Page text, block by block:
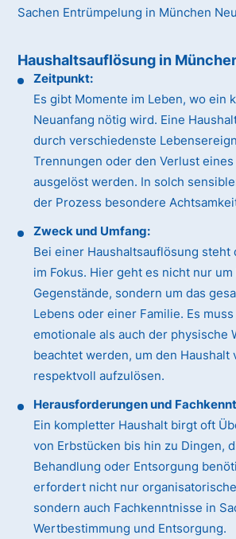
Sachen Entrümpelung in München
Haushaltsauflösung in
Zeitpunkt:
Es gibt Momente im Leben, wo ein
Neuanfang nötig wird. Eine
durch verschiedenste
Trennungen oder den Verlust
ausgelöst werden. In solch
der Prozess besondere
Zweck und Umfang:
Bei einer Haushaltsauflösung steht
im Fokus. Hier geht es nicht nur
Gegenstände, sondern um das
Lebens oder einer Familie. Es
emotionale als auch der physische
beachtet werden, um den Haushalt
respektvoll aufzulösen.
Herausforderungen und
Ein kompletter Haushalt birgt oft
von Erbstücken bis hin zu Dingen,
Behandlung oder Entsorgung
erfordert nicht nur
sondern auch Fachkenntnisse in
Wertbestimmung und Entsorgung.